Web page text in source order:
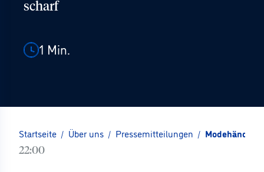
scharf
1 Min.
Startseite / Über uns / Pressemitteilungen / Modehändler
22:00